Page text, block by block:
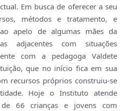
Em busca de oferecer a seu
métodos e tratamento, e
apelo de algumas mães da
adjacentes com situações
com a pedagoga Valdete
que no início fica em sua
recursos próprios construiu-se
Hoje o Instituto atende
de 66 crianças e jovens com